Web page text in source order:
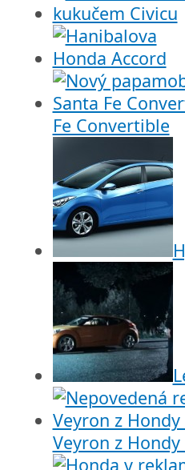
Fe Convertible
Veyron z Hondy